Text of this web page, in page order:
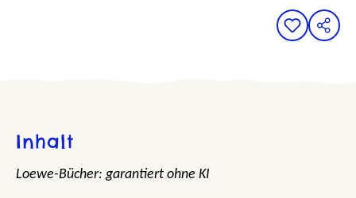
Inhalt
Loewe-Bücher: garantiert ohne KI